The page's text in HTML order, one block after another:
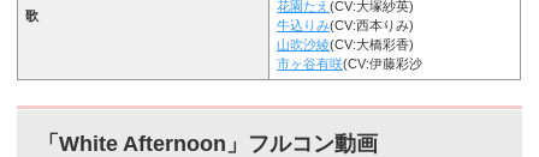
歌
花園たえ(CV:大塚紗英)
牛込りみ(CV:西本りみ)
山吹沙綾(CV:大橋彩香)
市ヶ谷有咲(CV:伊藤彩沙
「White Afternoon」フルコン動画